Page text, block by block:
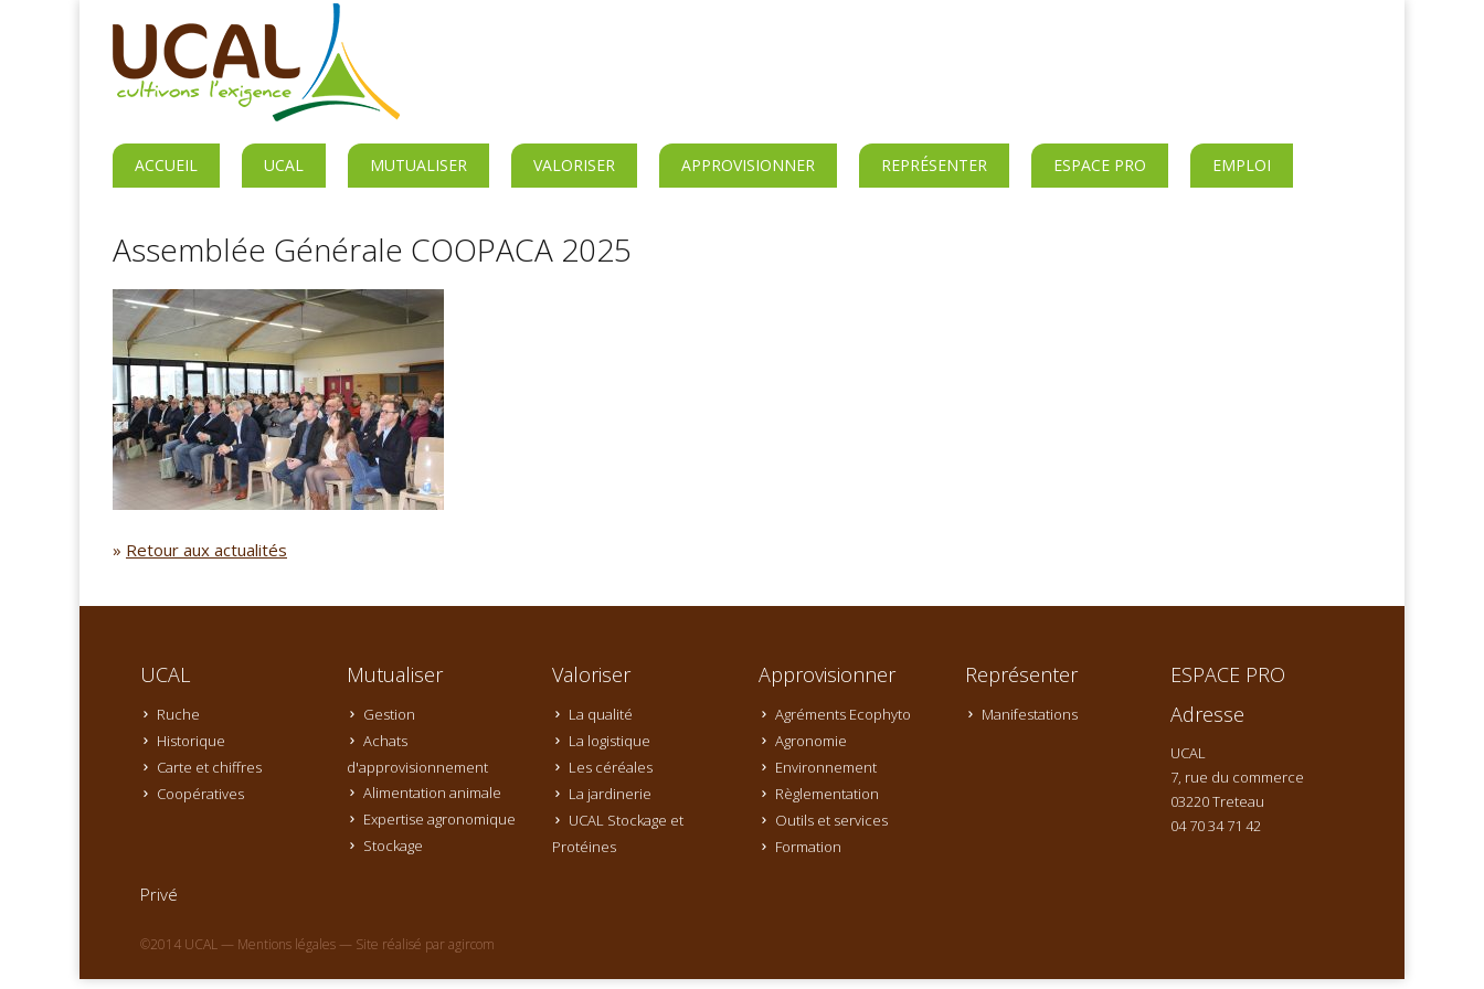
ACCUEIL UCAL MUTUALISER VALORISER APPROVISIONNER REPRÉSENTER ESPACE PRO EMPLOI
Assemblée Générale COOPACA 2025
» Retour aux actualités
UCAL
Ruche
Historique
Carte et chiffres
Coopératives
Mutualiser
Gestion
Achats
d'approvisionnement
Alimentation animale
Expertise agronomique
Stockage
Valoriser
La qualité
La logistique
Les céréales
La jardinerie
UCAL Stockage et
Protéines
Approvisionner
Agréments Ecophyto
Agronomie
Environnement
Règlementation
Outils et services
Formation
Représenter
Manifestations
ESPACE PRO
Adresse
UCAL
7, rue du commerce
03220 Treteau
04 70 34 71 42
Privé
©2014 UCAL — Mentions légales — Site réalisé paragircom